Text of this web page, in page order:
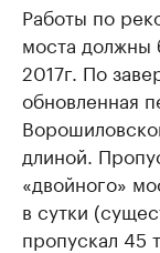
Работы по
моста должны
2017г. По
обновленная
длиной.
«двойного»
в сутки
пропускал 45